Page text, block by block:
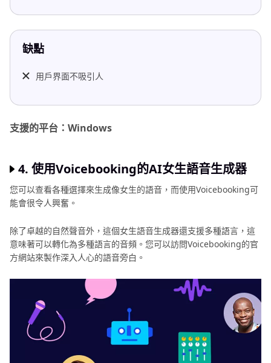
缺點
用戶界面不吸引人
支援的平台：Windows
4. 使用Voicebooking的AI女生語音生成器
您可以查看各種選擇來生成像女生的語音，而使用Voicebooking可
能會很令人興奮。
除了卓越的自然聲音外，這個女生語音生成器還支援多種語言，這
意味著可以轉化為多種語言的音頻。您可以訪問Voicebooking的官
方網站來製作深入人心的語音旁白。